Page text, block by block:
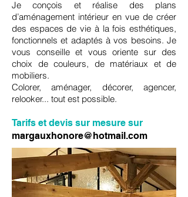
Je conçois et réalise des plans
d’aménagement intérieur en vue de créer
des espaces de vie à la fois esthétiques,
fonctionnels et adaptés à vos besoins. Je
vous conseille et vous oriente sur des
choix de couleurs, de matériaux et de
mobiliers.
Colorer, aménager, décorer, agencer,
relooker... tout est possible.
Tarifs et devis sur mesure sur
margauxhonore@hotmail.com